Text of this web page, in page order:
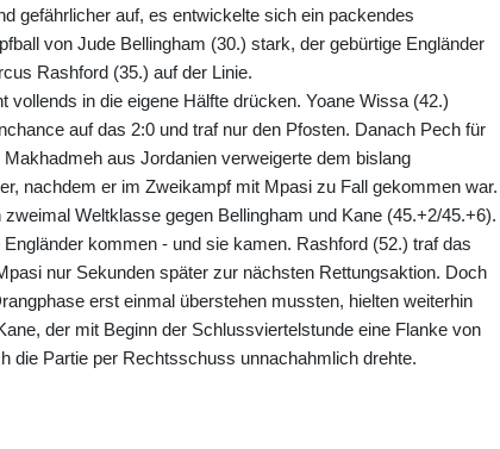
gefährlicher auf, es entwickelte sich ein packendes
von Jude Bellingham (30.) stark, der gebürtige Engländer
Rashford (35.) auf der Linie.
vollends in die eigene Hälfte drücken. Yoane Wissa (42.)
auf das 2:0 und traf nur den Pfosten. Danach Pech für
aus Jordanien verweigerte dem bislang
nachdem er im Zweikampf mit Mpasi zu Fall gekommen war.
Weltklasse gegen Bellingham und Kane (45.+2/45.+6).
kommen - und sie kamen. Rashford (52.) traf das
nur Sekunden später zur nächsten Rettungsaktion. Doch
erst einmal überstehen mussten, hielten weiterhin
der mit Beginn der Schlussviertelstunde eine Flanke von
die Partie per Rechtsschuss unnachahmlich drehte.